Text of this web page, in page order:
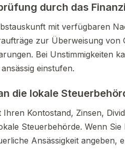
durch das
mit verfügbaren
zur Überweisung von
Bei Unstimmigkeiten
einstufen.
die lokale
Ihren Kontostand, Zinsen,
Steuerbehörde. Wenn
Ansässigkeit angeben,